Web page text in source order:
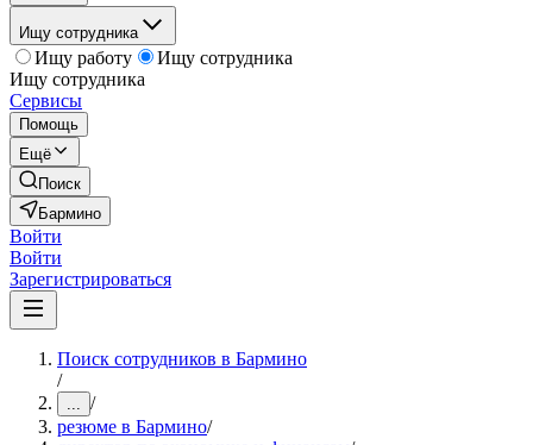
Ищу сотрудника
Ищу работу
Ищу сотрудника
Ищу сотрудника
Сервисы
Помощь
Ещё
Поиск
Бармино
Войти
Войти
Зарегистрироваться
Поиск сотрудников в Бармино
/
... /
резюме в Бармино/